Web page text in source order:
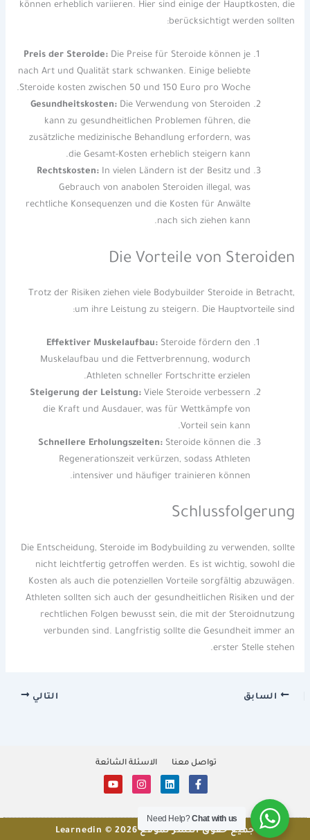
können erheblich variieren. Hier sind einige der Hauptkosten, die
berücksichtigt werden sollten:
Preis der Steroide:Die Preise für Steroide können je
nach Art und Qualität stark schwanken. Einige beliebte
Steroide kosten zwischen 50 und 150 Euro pro Woche.
Gesundheitskosten:Die Verwendung von Steroiden
kann zu gesundheitlichen Problemen führen, die
zusätzliche medizinische Behandlung erfordern, was
die Gesamt-Kosten erheblich steigern kann.
Rechtskosten:In vielen Ländern ist der Besitz und
Gebrauch von anabolen Steroiden illegal, was
rechtliche Konsequenzen und die Kosten für Anwälte
nach sich ziehen kann.
Die Vorteile von Steroiden
Trotz der Risiken ziehen viele Bodybuilder Steroide in Betracht,
um ihre Leistung zu steigern. Die Hauptvorteile sind:
Effektiver Muskelaufbau:Steroide fördern den
Muskelaufbau und die Fettverbrennung, wodurch
Athleten schneller Fortschritte erzielen.
Steigerung der Leistung:Viele Steroide verbessern
die Kraft und Ausdauer, was für Wettkämpfe von
Vorteil sein kann.
Schnellere Erholungszeiten:Steroide können die
Regenerationszeit verkürzen, sodass Athleten
intensiver und häufiger trainieren können.
Schlussfolgerung
Die Entscheidung, Steroide im Bodybuilding zu verwenden, sollte
nicht leichtfertig getroffen werden. Es ist wichtig, sowohl die
Kosten als auch die potenziellen Vorteile sorgfältig abzuwägen.
Athleten sollten sich auch der gesundheitlichen Risiken und der
rechtlichen Folgen bewusst sein, die mit der Steroidnutzung
verbunden sind. Langfristig sollte die Gesundheit immer an
erster Stelle stehen.
السابق التالي
تواصل معنا الاسئلة الشائعة
F
a
b
o
L
i
e
d
I
n
g
Y
o
u
b
جميع حقوق النشر لموقع Learnedin © 2026
Need Help?Chat with us